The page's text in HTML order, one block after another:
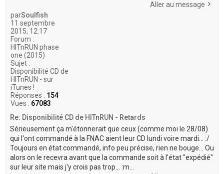
Aller au message
parSoulfish
11 septembre
2015, 12:17
Forum :
HITnRUN phase
one (2015)
Sujet :
Disponibilité CD de
HITnRUN - sur
iTunes !
Réponses : 154
Vues : 67083
Re: Disponibilité CD de HITnRUN - Retards
Sérieusement ça m'étonnerait que ceux (comme moi le 28/08)
qui l'ont commandé à la FNAC aient leur CD lundi voire mardi... :/
Toujours en état commandé, info peu précise, rien ne bouge... Ou
alors on le recevra avant que la commande soit à l'état "expédié"
sur leur site mais j'y crois pas trop... :m...